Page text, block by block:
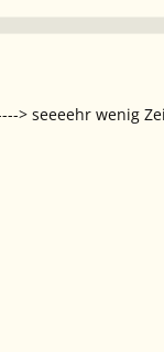
> seeeehr wenig